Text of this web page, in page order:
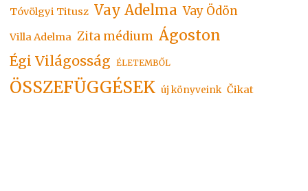
Tóvölgyi Titusz Vay Adelma Vay Ödön
Villa Adelma Zita médium Ágoston
Égi Világosság ÉLETEMBŐL
ÖSSZEFÜGGÉSEK új könyveink Čikat